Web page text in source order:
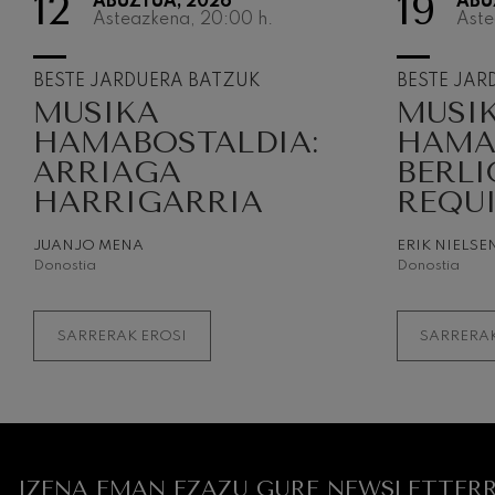
12
Asteazkena, 20:00 h.
BESTE JARDUERA BATZUK
MUSIKA
HAMABOSTALDIA:
ARRIAGA
HARRIGARRIA
JUANJO MENA
Donostia
SARRERAK EROSI
19
BESTE
ERIK NIELSEN
Donostia
IZENA EMAN EZAZU GURE